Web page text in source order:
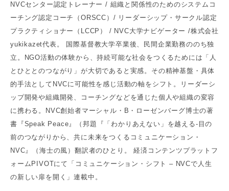
NVCセンター認定トレーナー / 組織と関係性のためのシステムコ
ーチング認定コーチ（ORSCC）/ リーダーシップ・サークル認定
プラクティショナー（LCCP） / NVC大学ナビゲーター /株式会社
yukikazet代表。 国際基督教大学卒業後、民間企業勤務ののち独
立。NGO活動の体験から、持続可能な社会をつくるためには「人
とひととのつながり」が大切であると実感。その精神基盤・具体
的手法としてNVCに可能性を感じ活動の軸をシフト。リーダーシ
ップ開発や組織開発、コーチングなどを通じた個人や組織の変容
に携わる。NVC創始者マーシャル・B・ローゼンバーグ博士の著
書『Speak Peace』（邦題『「わかりあえない」を越える-目の
前のつながりから、共に未来をつくるコミュニケーション・
NVC』（海士の風）翻訳者のひとり。 経済コンテンツプラットフ
ォームPIVOTにて「コミュニケーション・シフト – NVCで人生
の新しい扉を開く」連載中。